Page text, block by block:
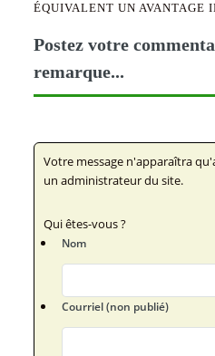
ÉQUIVALENT UN AVANTAGE
Postez votre
remarque...
Votre message n'apparaîtra
un administrateur du site.
Qui êtes-vous ?
Nom
Courriel (non publié)